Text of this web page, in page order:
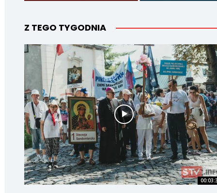
Z TEGO TYGODNIA